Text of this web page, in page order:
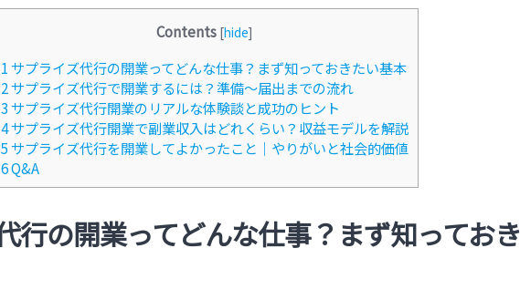
Contents [hide]
1サプライズ代行の開業ってどんな仕事？まず知っておきたい基本
2サプライズ代行で開業するには？準備〜届出までの流れ
3サプライズ代行開業のリアルな体験談と成功のヒント
4サプライズ代行開業で副業収入はどれくらい？収益モデルを解説
5サプライズ代行を開業してよかったこと｜やりがいと社会的価値
6Q&A
行の開業ってどんな仕事？まず知っておき